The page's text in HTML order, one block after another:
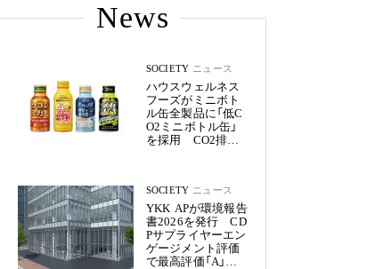
News
SOCIETY ニュース
ハウスウェルネス
フーズがミニボト
ル缶全製品に「低C
O2ミニボトル缶」
を採用 CO2排出
SOCIETY ニュース
YKK APが環境報告
書2026を発行 CD
Pサプライヤーエン
ゲージメント評価
で最高評価「A」を